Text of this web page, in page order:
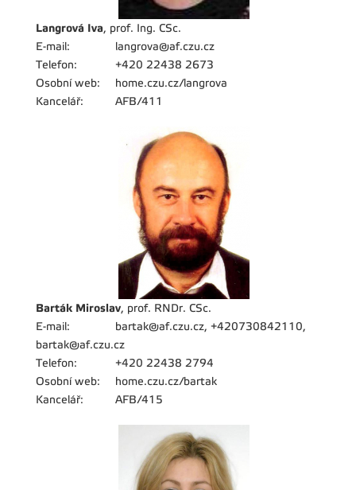
Langrová Iva, prof. Ing. CSc.
E-mail:
langrova@af.czu.cz
Telefon:
+420 22438 2673
Osobní web:
home.czu.cz/langrova
Kancelář:
AFB/411
Barták Miroslav, prof. RNDr. CSc.
E-mail:
bartak@af.czu.cz, +420730842110,
bartak@af.czu.cz
Telefon:
+420 22438 2794
Osobní web:
home.czu.cz/bartak
Kancelář:
AFB/415